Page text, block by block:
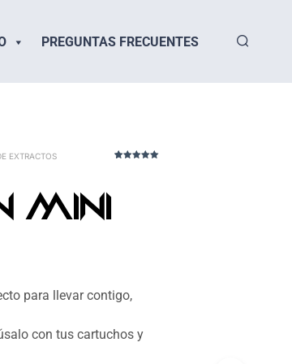
PREGUNTAS FRECUENTES
EXTRACTOS
Mini
para llevar contigo,
con tus cartuchos y